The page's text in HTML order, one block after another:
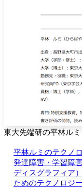
東大先端研の平林ル
平林ルミのテクノ
発達障害・学習障
ディスグラフィア
ためのテクノロジ